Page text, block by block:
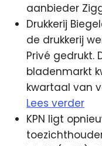
aanbieder
Drukkerij
de drukkerij
Privé gedrukt.
bladenmarkt
kwartaal van
Lees verder
KPN ligt